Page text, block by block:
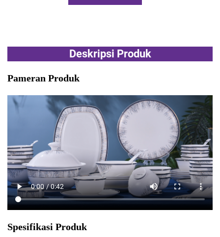
Deskripsi Produk
Pameran Produk
Spesifikasi Produk